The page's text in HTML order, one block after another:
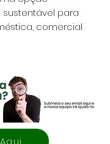
para
comercial
Aqui